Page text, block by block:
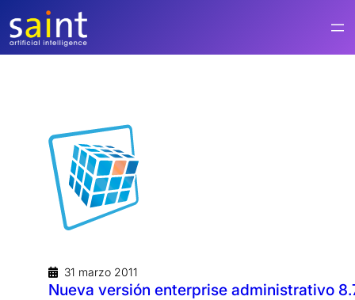
contenido
31 marzo 2011
Nueva versión enterprise administrativo